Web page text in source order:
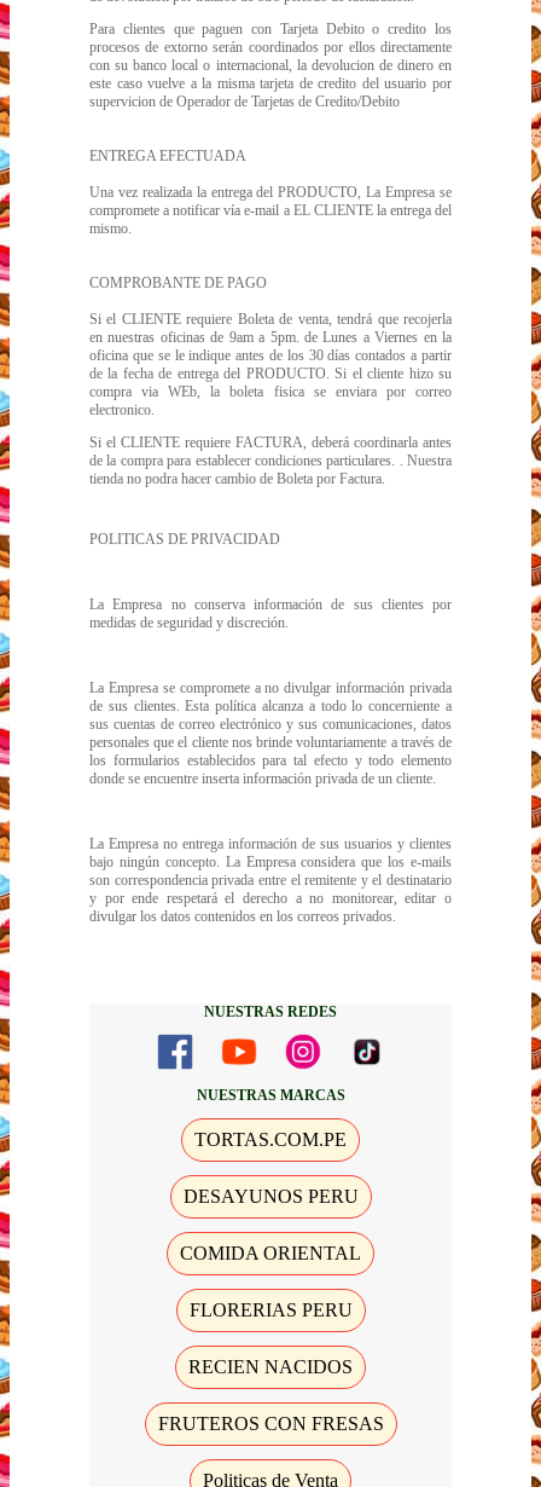
Para clientes que paguen con Tarjeta Debito o credito los
procesos de extorno serán coordinados por ellos directamente
con su banco local o internacional, la devolucion de dinero en
este caso vuelve a la misma tarjeta de credito del usuario por
supervicion de Operador de Tarjetas de Credito/Debito
ENTREGA EFECTUADA
Una vez realizada la entrega del PRODUCTO, La Empresa se
compromete a notificar vía e-mail a EL CLIENTE la entrega del
mismo.
COMPROBANTE DE PAGO
Si el CLIENTE requiere Boleta de venta, tendrá que recojerla
en nuestras oficinas de 9am a 5pm. de Lunes a Viernes en la
oficina que se le indique antes de los 30 días contados a partir
de la fecha de entrega del PRODUCTO. Si el cliente hizo su
compra via WEb, la boleta fisica se enviara por correo
electronico.
Si el CLIENTE requiere FACTURA, deberá coordinarla antes
de la compra para establecer condiciones particulares. . Nuestra
tienda no podra hacer cambio de Boleta por Factura.
POLITICAS DE PRIVACIDAD
La Empresa no conserva información de sus clientes por
medidas de seguridad y discreción.
La Empresa se compromete a no divulgar información privada
de sus clientes. Esta política alcanza a todo lo concerniente a
sus cuentas de correo electrónico y sus comunicaciones, datos
personales que el cliente nos brinde voluntariamente a través de
los formularios establecidos para tal efecto y todo elemento
donde se encuentre inserta información privada de un cliente.
La Empresa no entrega información de sus usuarios y clientes
bajo ningún concepto. La Empresa considera que los e-mails
son correspondencia privada entre el remitente y el destinatario
y por ende respetará el derecho a no monitorear, editar o
divulgar los datos contenidos en los correos privados.
NUESTRAS REDES
NUESTRAS MARCAS
TORTAS.COM.PE
DESAYUNOS PERU
COMIDA ORIENTAL
FLORERIAS PERU
RECIEN NACIDOS
FRUTEROS CON FRESAS
Politicas de Venta